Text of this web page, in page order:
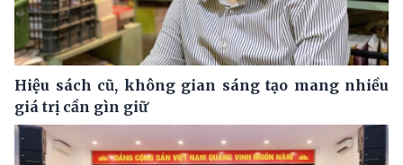
Hiệu sách cũ, không gian sáng tạo mang nhiều
giá trị cần gìn giữ